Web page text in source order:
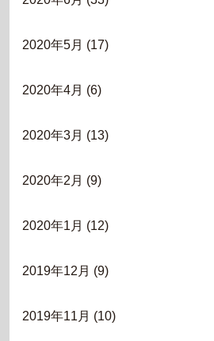
2020年5月 (17)
2020年4月 (6)
2020年3月 (13)
2020年2月 (9)
2020年1月 (12)
2019年12月 (9)
2019年11月 (10)